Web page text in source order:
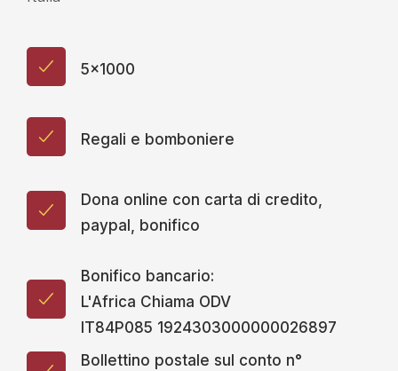
5x1000
Regali e bomboniere
Dona online con carta di credito,
paypal, bonifico
Bonifico bancario:
L'Africa Chiama ODV
IT84P085 1924303000000026897
Bollettino postale sul conto n°